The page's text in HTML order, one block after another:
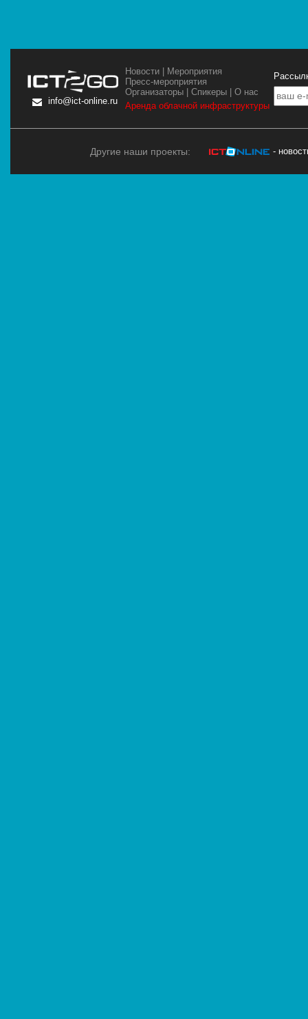
info@ict-online.ru
Новости | Мероприятия
Пресс-мероприятия
Организаторы |Спикеры |О нас
Аренда облачной инфраструктуры
Другие наши проекты: -